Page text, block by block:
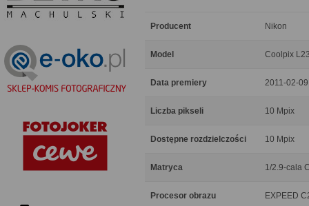
Producent Nikon
Model Coolpix
Data premiery 2011-02-09
Liczba pikseli 10 Mpix
Dostępne rozdzielczości 10 Mpix
Matryca 1/2.9-cala
Procesor obrazu EXPEED